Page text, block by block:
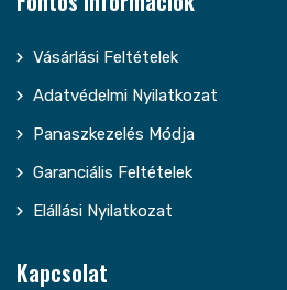
Vásárlási Feltételek
Adatvédelmi Nyilatkozat
Panaszkezelés Módja
Garanciális Feltételek
Elállási Nyilatkozat
Kapcsolat